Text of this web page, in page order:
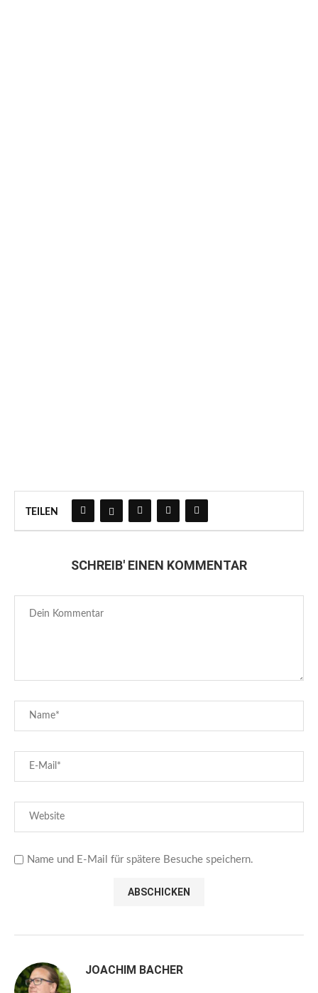
TEILEN
SCHREIB' EINEN KOMMENTAR
Name und E-Mail für spätere Besuche speichern.
JOACHIM BACHER